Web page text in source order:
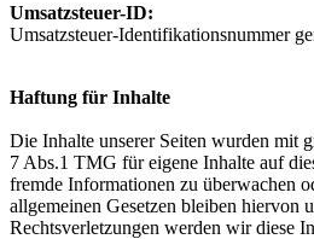
Umsatzsteuer-ID:
Umsatzsteuer-Identifikationsnummer
Haftung für Inhalte
Die Inhalte unserer Seiten wurden mit
7 Abs.1 TMG für eigene Inhalte auf
fremde Informationen zu überwachen
allgemeinen Gesetzen bleiben hiervon
Rechtsverletzungen werden wir diese